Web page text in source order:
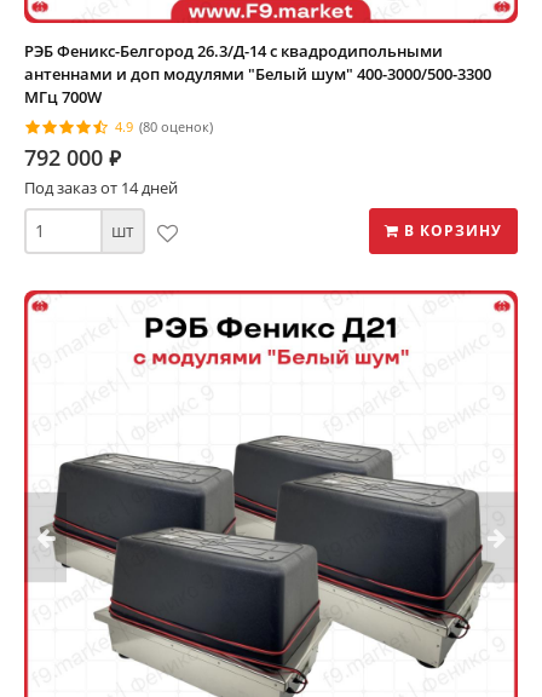
РЭБ Феникс-Белгород 26.3/Д-14 с квадродипольными
антеннами и доп модулями "Белый шум" 400-3000/500-3300
МГц 700W
4.9 (80 оценок)
792 000 ⃏
Под заказ от 14 дней
шт В КОРЗИНУ